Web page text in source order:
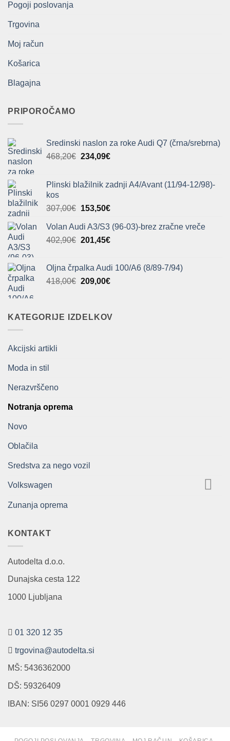
Pogoji poslovanja
Trgovina
Moj račun
Košarica
Blagajna
PRIPOROČAMO
Sredinski naslon za roke Audi Q7 (črna/srebrna)
468,20€ Izvirna
bila:
234,09€Trenutna
234,09€.
Plinski blažilnik zadnji A4/Avant (11/94-12/98)-
kos
307,00€ Izvirna
je
bila:
153,50€Trenutna
je:
153,50€.
Volan Audi A3/S3 (96-03)-brez zračne vreče
402,90€ Izvirna
bila:
402,90€.
201,45€Trenutna
201,45€.
Oljna črpalka Audi 100/A6 (8/89-7/94)
418,00€ Izvirna
bila:
209,00€Trenutna
209,00€.
KATEGORIJE IZDELKOV
Akcijski artikli
Moda in stil
Nerazvrščeno
Notranja oprema
Novo
Oblačila
Sredstva za nego vozil
Volkswagen
Zunanja oprema
KONTAKT
Autodelta d.o.o.
Dunajska cesta 122
1000 Ljubljana
01 320 12 35
trgovina@autodelta.si
MŠ: 5436362000
DŠ: 59326409
IBAN: SI56 0297 0001 0929 446